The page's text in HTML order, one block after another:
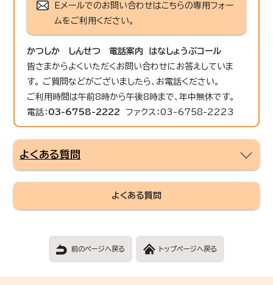
Eメールでのお問い合わせはこちらの専用フォー
ムをご利用ください。
かつしか しんせつ 電話案内 はなしょうぶコール
皆さまからよくいただくお問い合わせにお答えしていま
す。 ご質問などがございましたら、お電話ください。
ご利用時間は午前8時から午後8時まで、年中無休です。
電話： 03-6758-2222 ファクス：03-6758-2223
よくある質問
よくある質問
前のページへ戻る トップページへ戻る